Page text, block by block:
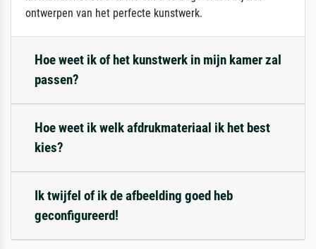
ontwerpen van het perfecte kunstwerk.
Hoe weet ik of het kunstwerk in mijn kamer zal
passen?
Hoe weet ik welk afdrukmateriaal ik het best
kies?
Ik twijfel of ik de afbeelding goed heb
geconfigureerd!